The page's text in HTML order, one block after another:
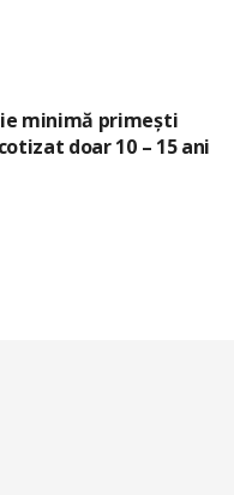
minimă primești
doar 10 – 15 ani